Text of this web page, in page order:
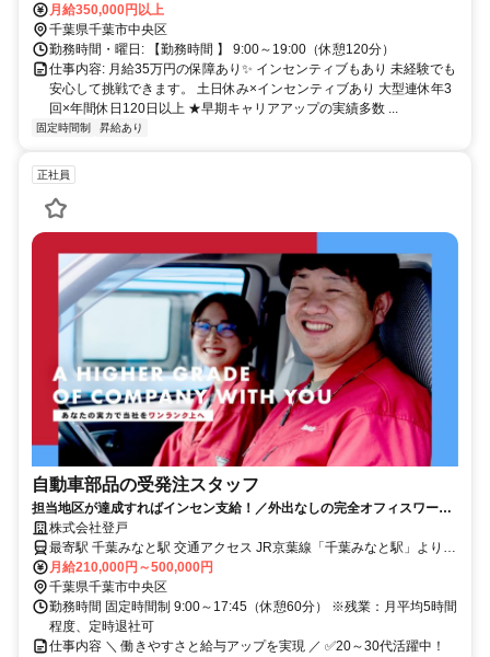
月給350,000円以上
千葉県千葉市中央区
勤務時間・曜日: 【勤務時間 】 9:00～19:00（休憩120分）
仕事内容: 月給35万円の保障あり✨ インセンティブもあり 未経験でも
安心して挑戦できます。 土日休み×インセンティブあり 大型連休年3
回×年間休日120日以上 ★早期キャリアアップの実績多数 ...
固定時間制 昇給あり
正社員
自動車部品の受発注スタッフ
担当地区が達成すればインセン支給！／外出なしの完全オフィスワーク
で物価手当や充実手当あり！／残業時間月平均5時間以下！
株式会社登戸
最寄駅 千葉みなと駅 交通アクセス JR京葉線「千葉みなと駅」より徒
歩約10分 ※【若葉営業所】でも同時募集中！ 住所：千葉県千葉市若
葉区小倉町1639-1 【若葉営業所】での勤務を希望される方も、 こち
らのページからそのままご応募いただけます。 面接時にご希望の勤
務地をお伝えください。
月給210,000円～500,000円
千葉県千葉市中央区
勤務時間 固定時間制 9:00～17:45（休憩60分） ※残業：月平均5時間
程度、定時退社可
仕事内容 ＼ 働きやすさと給与アップを実現 ／ ✅20～30代活躍中！